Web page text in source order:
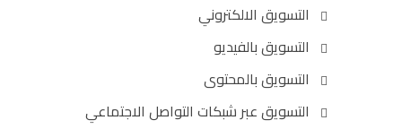
التسويق الالكتروني
التسويق بالفيديو
التسويق بالمحتوى
التسويق عبر شبكات التواصل الاجتماعي